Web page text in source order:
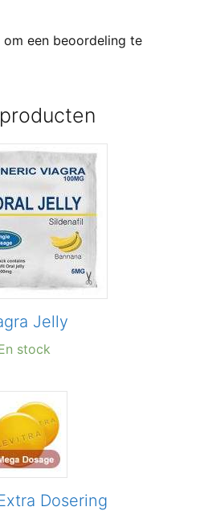
om een beoordeling te
Jelly
stock
Dosering